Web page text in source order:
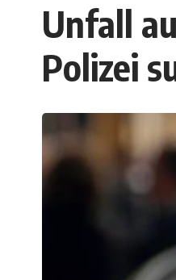
Unfall
Polizei